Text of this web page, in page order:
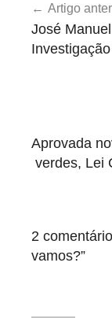
a
a
c
a
de
artigos
Artigo
José
Aprovada
verdes, Lei
2
vamos?”